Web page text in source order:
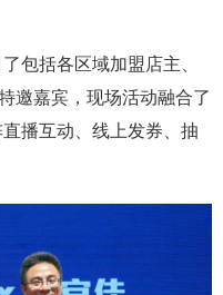
包括各区域加盟店主、
邀嘉宾，现场活动融合了
播互动、线上发券、抽